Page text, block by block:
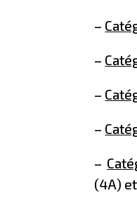
–
–
–
–
–
(4A) et